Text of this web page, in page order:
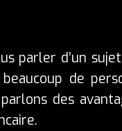
parler d’un
de
des